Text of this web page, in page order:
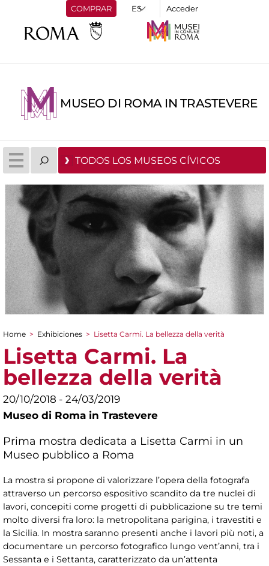
COMPRAR Acceder
MUSEO DI ROMA IN TRASTEVERE
TODOS LOS MUSEOS CÍVICOS
You are here
Home > Exhibiciones > Lisetta Carmi. La bellezza della verità
Lisetta Carmi. La
bellezza della verità
20/10/2018 - 24/03/2019
Museo di Roma in Trastevere
Prima mostra dedicata a Lisetta Carmi in un
Museo pubblico a Roma
La mostra si propone di valorizzare l’opera della fotografa
attraverso un percorso espositivo scandito da tre nuclei di
lavori, concepiti come progetti di pubblicazione su tre temi
molto diversi fra loro: la metropolitana parigina, i travestiti e
la Sicilia. In mostra saranno presenti anche i lavori più noti, a
documentare un percorso fotografico lungo vent’anni, tra i
Sessanta e i Settanta, caratterizzato da un’attenta